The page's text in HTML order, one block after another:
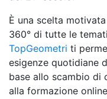
È una scelta
360° di tutte le
TopGeometri ti
esigenze quotidiane
base allo scambio di
alla formazione